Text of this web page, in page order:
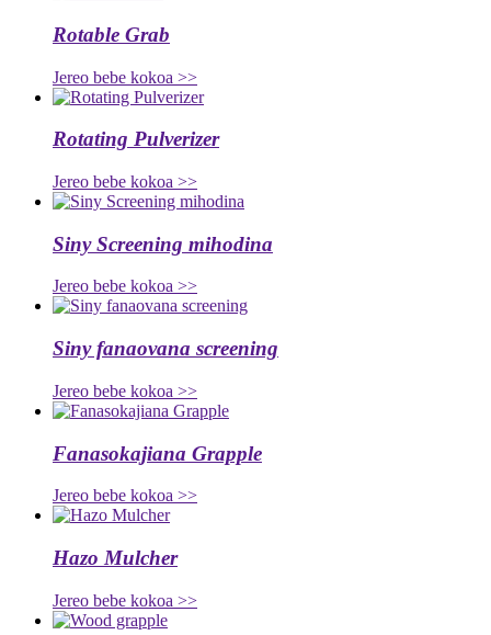
Rotable Grab
Jereo bebe kokoa >>
Rotating Pulverizer
Jereo bebe kokoa >>
Siny Screening mihodina
Jereo bebe kokoa >>
Siny fanaovana screening
Jereo bebe kokoa >>
Fanasokajiana Grapple
Jereo bebe kokoa >>
Hazo Mulcher
Jereo bebe kokoa >>